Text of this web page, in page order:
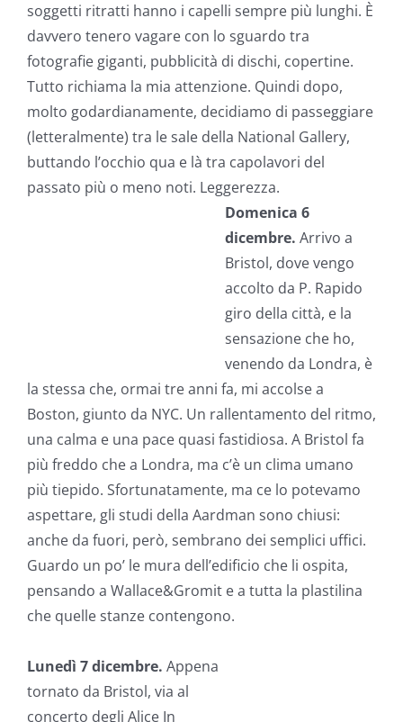
soggetti ritratti hanno i capelli sempre più lunghi. È
davvero tenero vagare con lo sguardo tra
fotografie giganti, pubblicità di dischi, copertine.
Tutto richiama la mia attenzione. Quindi dopo,
molto godardianamente, decidiamo di passeggiare
(letteralmente) tra le sale della National Gallery,
buttando l’occhio qua e là tra capolavori del
passato più o meno noti. Leggerezza.
Domenica 6
dicembre. Arrivo a
Bristol, dove vengo
accolto da P. Rapido
giro della città, e la
sensazione che ho,
venendo da Londra, è
la stessa che, ormai tre anni fa, mi accolse a
Boston, giunto da NYC. Un rallentamento del ritmo,
una calma e una pace quasi fastidiosa. A Bristol fa
più freddo che a Londra, ma c’è un clima umano
più tiepido. Sfortunatamente, ma ce lo potevamo
aspettare, gli studi della Aardman sono chiusi:
anche da fuori, però, sembrano dei semplici uffici.
Guardo un po’ le mura dell’edificio che li ospita,
pensando a Wallace&Gromit e a tutta la plastilina
che quelle stanze contengono.
Lunedì 7 dicembre. Appena
tornato da Bristol, via al
concerto degli Alice In